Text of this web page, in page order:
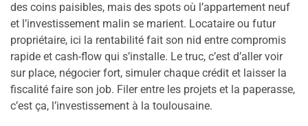
des coins paisibles, mais des spots où l’appartement neuf
et l’investissement malin se marient. Locataire ou futur
propriétaire, ici la rentabilité fait son nid entre compromis
rapide et cash-flow qui s’installe. Le truc, c’est d’aller voir
sur place, négocier fort, simuler chaque crédit et laisser la
fiscalité faire son job. Filer entre les projets et la paperasse,
c’est ça, l’investissement à la toulousaine.